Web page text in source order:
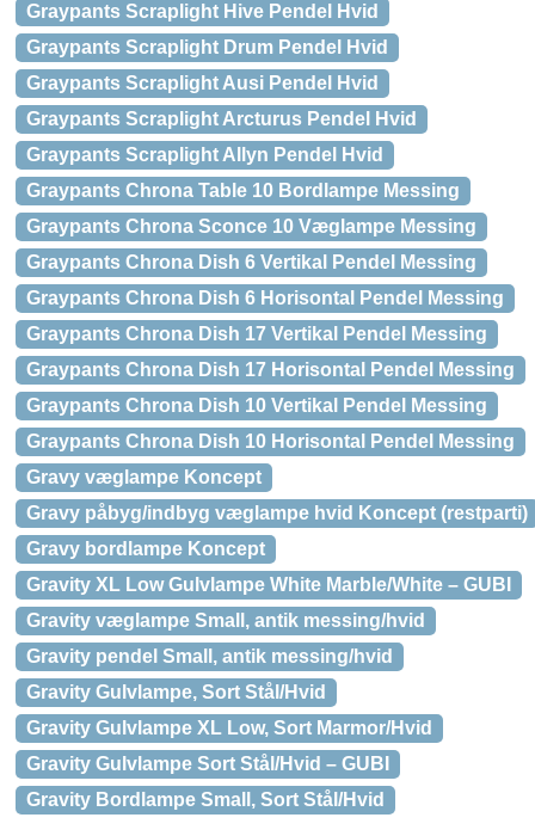
Graypants Scraplight Hive Pendel Hvid
Graypants Scraplight Drum Pendel Hvid
Graypants Scraplight Ausi Pendel Hvid
Graypants Scraplight Arcturus Pendel Hvid
Graypants Scraplight Allyn Pendel Hvid
Graypants Chrona Table 10 Bordlampe Messing
Graypants Chrona Sconce 10 Væglampe Messing
Graypants Chrona Dish 6 Vertikal Pendel Messing
Graypants Chrona Dish 6 Horisontal Pendel Messing
Graypants Chrona Dish 17 Vertikal Pendel Messing
Graypants Chrona Dish 17 Horisontal Pendel Messing
Graypants Chrona Dish 10 Vertikal Pendel Messing
Graypants Chrona Dish 10 Horisontal Pendel Messing
Gravy væglampe Koncept
Gravy påbyg/indbyg væglampe hvid Koncept (restparti)
Gravy bordlampe Koncept
Gravity XL Low Gulvlampe White Marble/White – GUBI
Gravity væglampe Small, antik messing/hvid
Gravity pendel Small, antik messing/hvid
Gravity Gulvlampe, Sort Stål/Hvid
Gravity Gulvlampe XL Low, Sort Marmor/Hvid
Gravity Gulvlampe Sort Stål/Hvid – GUBI
Gravity Bordlampe Small, Sort Stål/Hvid